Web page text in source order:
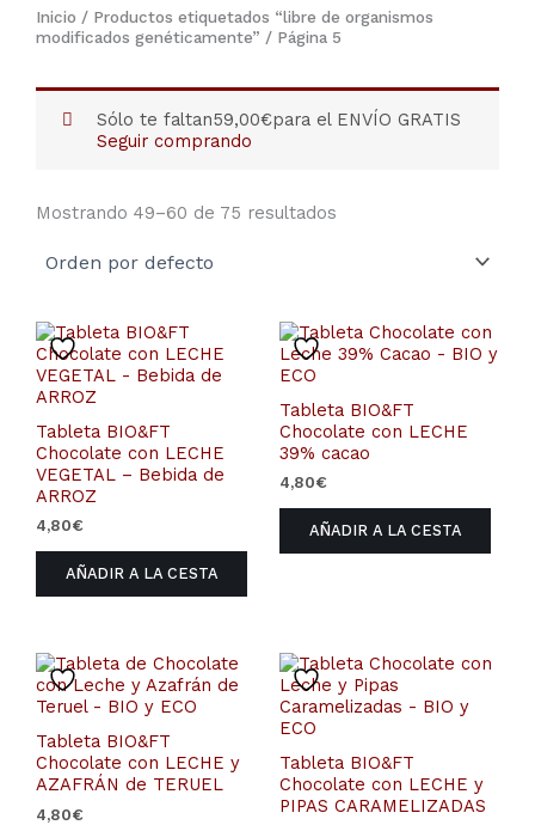
Inicio / Productos etiquetados “libre de organismos
modificados genéticamente” / Página 5
Sólo te faltan59,00€para el ENVÍO GRATIS
Seguir comprando
Mostrando 49–60 de 75 resultados
Tableta BIO&FT
Chocolate con LECHE
VEGETAL – Bebida de
ARROZ
4,80€
AÑADIR A LA CESTA
Tableta BIO&FT
Chocolate con LECHE
39% cacao
4,80€
AÑADIR A LA CESTA
Tableta BIO&FT
Chocolate con LECHE y
AZAFRÁN de TERUEL
4,80€
Tableta BIO&FT
Chocolate con LECHE y
PIPAS CARAMELIZADAS